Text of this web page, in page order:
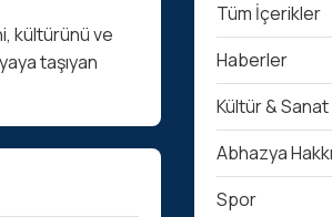
kültürünü ve
taşıyan
Tüm İçerikler
Haberler
Kültür & Sanat
Abhazya
Spor